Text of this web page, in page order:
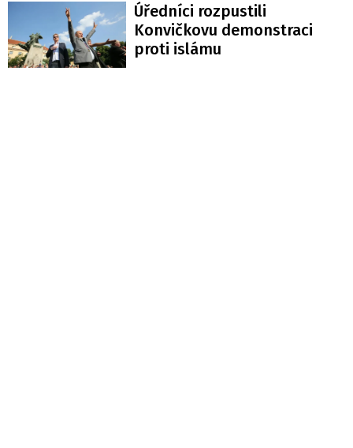
Úředníci rozpustili
Konvičkovu demonstraci
proti islámu